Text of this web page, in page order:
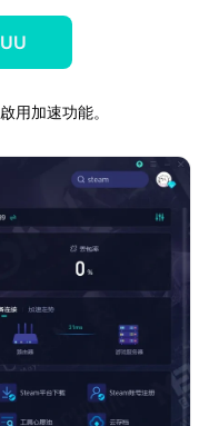
用加速功能。